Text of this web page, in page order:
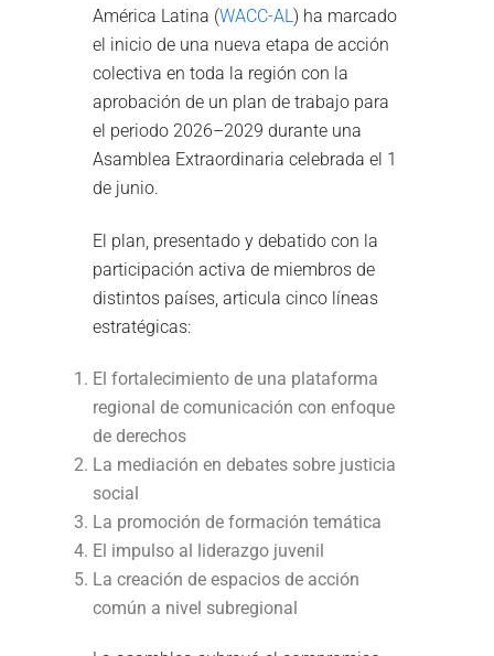
América Latina (WACC-AL ) ha marcado
el inicio de una nueva etapa de acción
colectiva en toda la región con la
aprobación de un plan de trabajo para
el periodo 2026–2029 durante una
Asamblea Extraordinaria celebrada el 1
de junio.
El plan, presentado y debatido con la
participación activa de miembros de
distintos países, articula cinco líneas
estratégicas:
El fortalecimiento de una plataforma
regional de comunicación con enfoque
de derechos
La mediación en debates sobre justicia
social
La promoción de formación temática
El impulso al liderazgo juvenil
La creación de espacios de acción
común a nivel subregional